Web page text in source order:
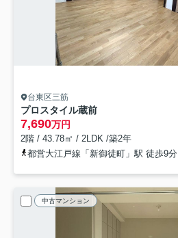
台東区三筋
プロスタイル蔵前
7,690万円
2階 / 43.78㎡ / 2LDK /築2年
都営大江戸線「新御徒町」駅 徒歩9分
中古マンション